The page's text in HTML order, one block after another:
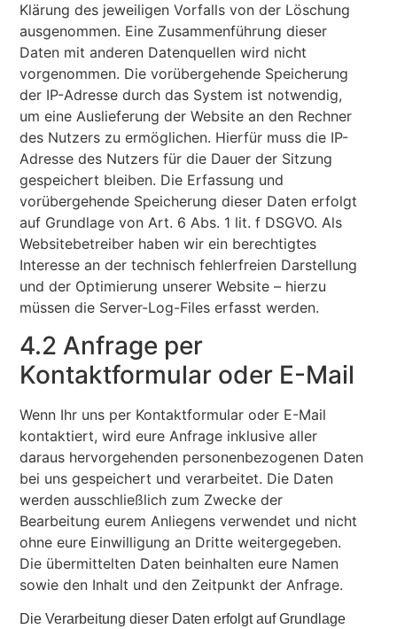
Klärung des jeweiligen Vorfalls von der Löschung
ausgenommen. Eine Zusammenführung dieser
Daten mit anderen Datenquellen wird nicht
vorgenommen. Die vorübergehende Speicherung
der IP-Adresse durch das System ist notwendig,
um eine Auslieferung der Website an den Rechner
des Nutzers zu ermöglichen. Hierfür muss die IP-
Adresse des Nutzers für die Dauer der Sitzung
gespeichert bleiben. Die Erfassung und
vorübergehende Speicherung dieser Daten erfolgt
auf Grundlage von Art. 6 Abs. 1 lit. f DSGVO. Als
Websitebetreiber haben wir ein berechtigtes
Interesse an der technisch fehlerfreien Darstellung
und der Optimierung unserer Website – hierzu
müssen die Server-Log-Files erfasst werden.
4.2 Anfrage per
Kontaktformular oder E-Mail
Wenn Ihr uns per Kontaktformular oder E-Mail
kontaktiert, wird eure Anfrage inklusive aller
daraus hervorgehenden personenbezogenen Daten
bei uns gespeichert und verarbeitet. Die Daten
werden ausschließlich zum Zwecke der
Bearbeitung eurem Anliegens verwendet und nicht
ohne eure Einwilligung an Dritte weitergegeben.
Die übermittelten Daten beinhalten eure Namen
sowie den Inhalt und den Zeitpunkt der Anfrage.
Die Verarbeitung dieser Daten erfolgt auf Grundlage